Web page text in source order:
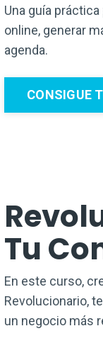
Una guía
online, generar
agenda.
CONSIGUE
Tu
En este curso,
Revolucionario,
un negocio más